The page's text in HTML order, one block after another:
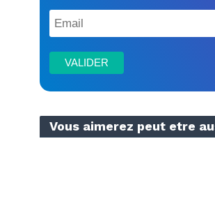
Vous aimerez peut etre